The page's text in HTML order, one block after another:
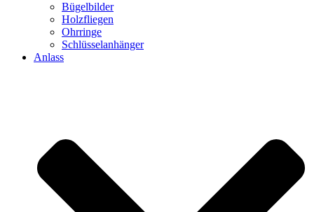
Bügelbilder
Holzfliegen
Ohrringe
Schlüsselanhänger
Anlass